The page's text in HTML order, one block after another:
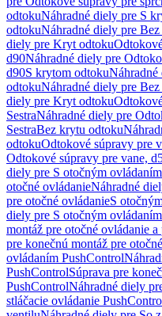
odtokuNáhradné diely pre S
odtokuNáhradné diely pre
diely pre Kryt odtoku
d90Náhradné diely pre
d90S krytom odtoku
odtokuNáhradné diely pre
diely pre Kryt odtoku
SestraNáhradné diely pre
SestraBez krytu odtoku
odtokuOdtokové súpravy pre
Odtokové súpravy pre vane,
diely pre S otočným ovládaním
otočné ovládanieNáhradné
pre otočné ovládanieS
diely pre S otočným
montáž pre otočné ovládanie a
pre konečnú montáž pre
ovládaním PushControl
PushControlSúprava pre
PushControlNáhradné diely
stláčacie ovládanie